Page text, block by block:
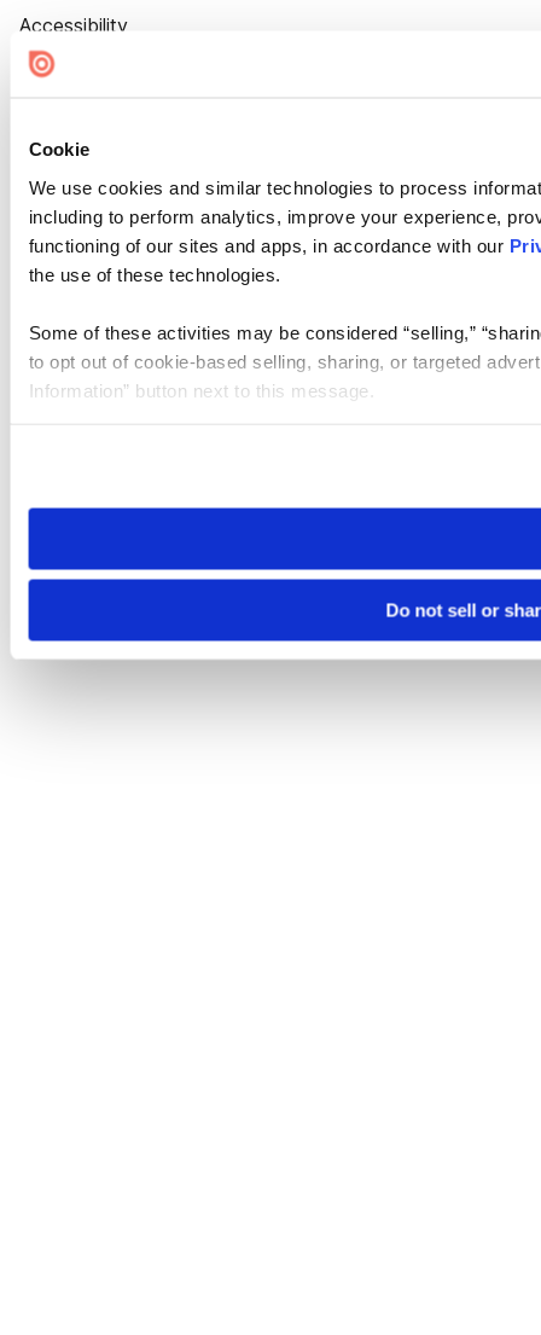
Cookie
We use cookies and similar technologies to process
including to perform analytics, improve your experience,
functioning of our sites and apps, in accordance with our
the use of these technologies.
Some of these activities may be considered “selling,”
to opt out of cookie-based selling, sharing, or targeted
Information” button next to this message.
need to be set again.
Do not sell or
Accessibility
Cookie Settings